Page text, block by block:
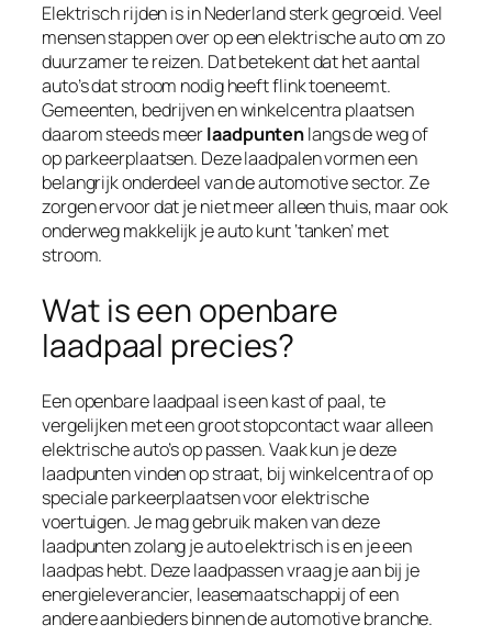
Elektrisch rijden is in Nederland sterk gegroeid. Veel
mensen stappen over op een elektrische auto om zo
duurzamer te reizen. Dat betekent dat het aantal
auto’s dat stroom nodig heeft flink toeneemt.
Gemeenten, bedrijven en winkelcentra plaatsen
daarom steeds meerlaadpuntenlangs de weg of
op parkeerplaatsen. Deze laadpalen vormen een
belangrijk onderdeel van de automotive sector. Ze
zorgen ervoor dat je niet meer alleen thuis, maar ook
onderweg makkelijk je auto kunt ‘tanken’ met
stroom.
Wat is een openbare
laadpaal precies?
Een openbare laadpaal is een kast of paal, te
vergelijken met een groot stopcontact waar alleen
elektrische auto’s op passen. Vaak kun je deze
laadpunten vinden op straat, bij winkelcentra of op
speciale parkeerplaatsen voor elektrische
voertuigen. Je mag gebruik maken van deze
laadpunten zolang je auto elektrisch is en je een
laadpas hebt. Deze laadpassen vraag je aan bij je
energieleverancier, leasemaatschappij of een
andere aanbieders binnen de automotive branche.